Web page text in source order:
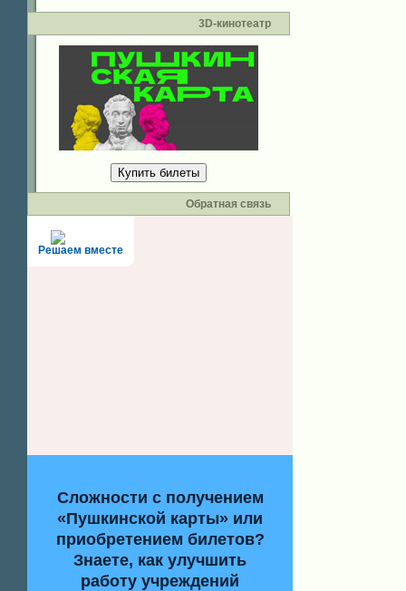
3D-кинотеатр
Купить билеты
Обратная связь
Решаем вместе
Сложности с получением
«Пушкинской карты» или
приобретением билетов?
Знаете, как улучшить
работу учреждений